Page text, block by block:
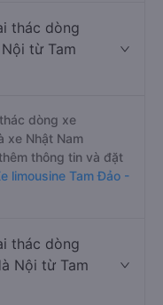
thác dòng
từ Tam
dòng xe
xe Nhật Nam
thông tin và đặt
limousine Tam Đảo -
thác dòng
Nội từ Tam